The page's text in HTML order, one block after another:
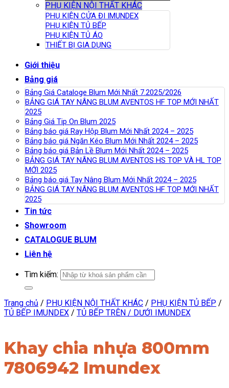
PHỤ KIỆN NỘI THẤT KHÁC
PHỤ KIỆN CỬA ĐI IMUNDEX
PHỤ KIỆN TỦ BẾP
PHỤ KIỆN TỦ ÁO
THIẾT BỊ GIA DỤNG
Giới thiệu
Bảng giá
Bảng Giá Cataloge Blum Mới Nhất 7.2025/2026
BẢNG GIÁ TAY NÂNG BLUM AVENTOS HF TOP MỚI NHẤT
2025
Bảng Giá Tip On Blum 2025
Bảng báo giá Ray Hộp Blum Mới Nhất 2024 – 2025
Bảng báo giá Ngăn Kéo Blum Mới Nhất 2024 – 2025
Bảng báo giá Bản Lề Blum Mới Nhất 2024 – 2025
BẢNG GIÁ TAY NÂNG BLUM AVENTOS HS TOP VÀ HL TOP
MỚI 2025
Bảng báo giá Tay Nâng Blum Mới Nhất 2024 – 2025
BẢNG GIÁ TAY NÂNG BLUM AVENTOS HF TOP MỚI NHẤT
2025
Tin tức
Showroom
CATALOGUE BLUM
Liên hệ
Tìm kiếm:
Trang chủ / PHỤ KIỆN NỘI THẤT KHÁC / PHỤ KIỆN TỦ BẾP /
TỦ BẾP IMUNDEX / TỦ BẾP TRÊN / DƯỚI IMUNDEX
Khay chia nhựa 800mm
7806942 Imundex